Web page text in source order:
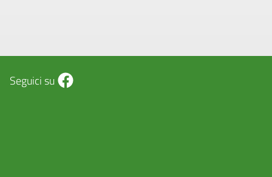
Seguici su Facebook